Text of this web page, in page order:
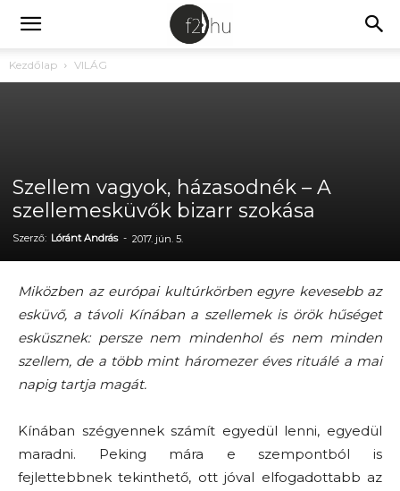
Kezdőlap VILÁG
Szellem vagyok, házasodnék – A
szellemesküvők bizarr szokása
Szerző: Lóránt András - 2017. jún. 5.
Miközben az európai kultúrkörben egyre kevesebb az
esküvő, a távoli Kínában a szellemek is örök hűséget
esküsznek: persze nem mindenhol és nem minden
szellem, de a több mint háromezer éves rituálé a mai
napig tartja magát.
Kínában szégyennek számít egyedül lenni, egyedül
maradni. Peking mára e szempontból is
fejlettebbnek tekinthető, ott jóval elfogadottabb az